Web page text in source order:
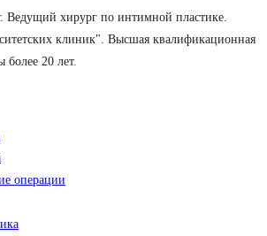
Ведущий хирург по интимной пластике.
клиник". Высшая квалификационная
более 20 лет.
операции